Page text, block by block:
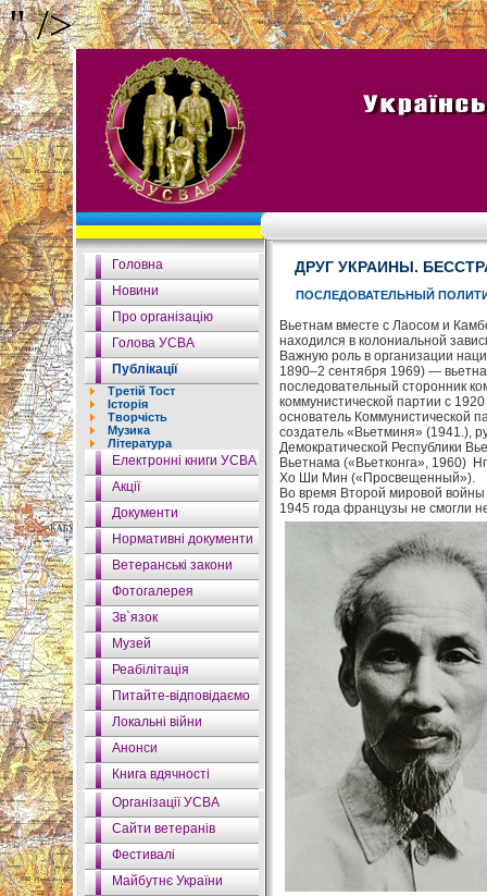
" />
Головна
Новини
Про організацію
Голова УСВА
Публікації
Третій Тост
Історія
Творчість
Музика
Література
Електронні книги УСВА
Акції
Документи
Нормативні документи
Ветеранські закони
Фотогалерея
Зв`язок
Музей
Реабілітація
Питайте-відповідаємо
Локальні війни
Анонси
Книга вдячності
Організації УСВА
Сайти ветеранів
Фестивалі
Майбутнє України
ДРУГ УКРАИНЫ.
ПОСЛЕДОВАТЕЛЬНЫЙ
Вьетнам вместе с Лаосом и
находился в колониальной
Важную роль в организации
1890–2 сентября 1969) —
последовательный сторонник
коммунистической партии с
основатель Коммунистической
создатель «Вьетминя» (1941.),
Демократической Республики
Вьетнама («Вьетконга», 1960)
Хо Ши Мин («Просвещенный»).
Во время Второй мировой
1945 года французы не смогли